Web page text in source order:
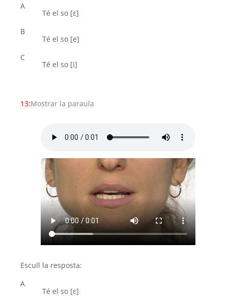
A
Té el so [ε]
B
Té el so [e]
C
Té el so [i]
13:Mostrar la paraula
Escull la resposta:
A
Té el so [ε]